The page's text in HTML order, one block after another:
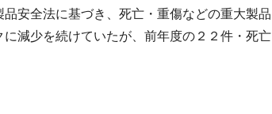
安全法に基づき、死亡・重傷などの重大製品
減少を続けていたが、前年度の２２件・死亡